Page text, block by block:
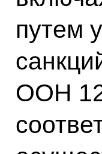
путем
ООН